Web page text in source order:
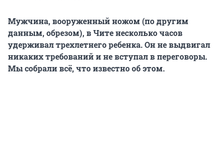
Мужчина, вооруженный ножом (по другим
данным, обрезом), в Чите несколько часов
удерживал трехлетнего ребенка. Он не выдвигал
никаких требований и не вступал в переговоры.
Мы собрали всё, что известно об этом.